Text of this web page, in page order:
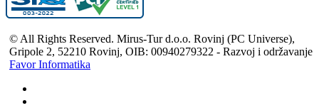
© All Rights Reserved. Mirus-Tur d.o.o. Rovinj (PC Universe),
Gripole 2, 52210 Rovinj, OIB: 00940279322 - Razvoj i održavanje
Favor Informatika